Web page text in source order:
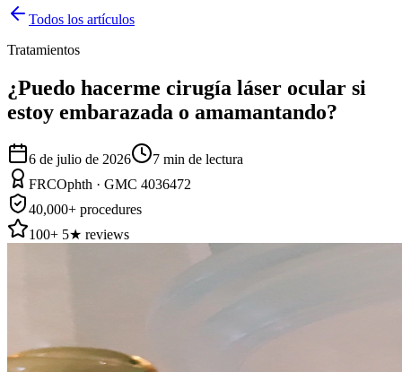
Todos los artículos
Tratamientos
¿Puedo hacerme cirugía láser ocular si
estoy embarazada o amamantando?
6 de julio de 2026 7 min de lectura
FRCOphth · GMC 4036472
40,000+ procedures
100+ 5★ reviews